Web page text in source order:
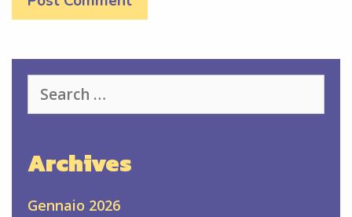
for:
Archives
Gennaio 2026